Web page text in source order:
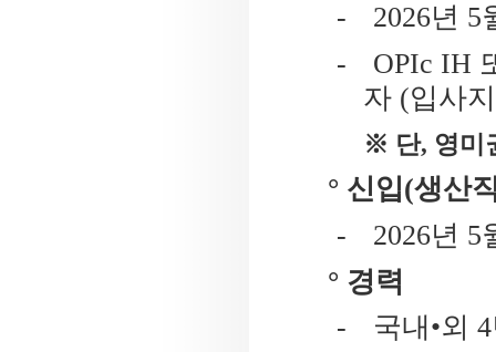
-
2026년 5
-
OPIc IH
자 (입사
※ 단, 영미
° 신입(생산
-
2026년 5
° 경력
-
국내•외4